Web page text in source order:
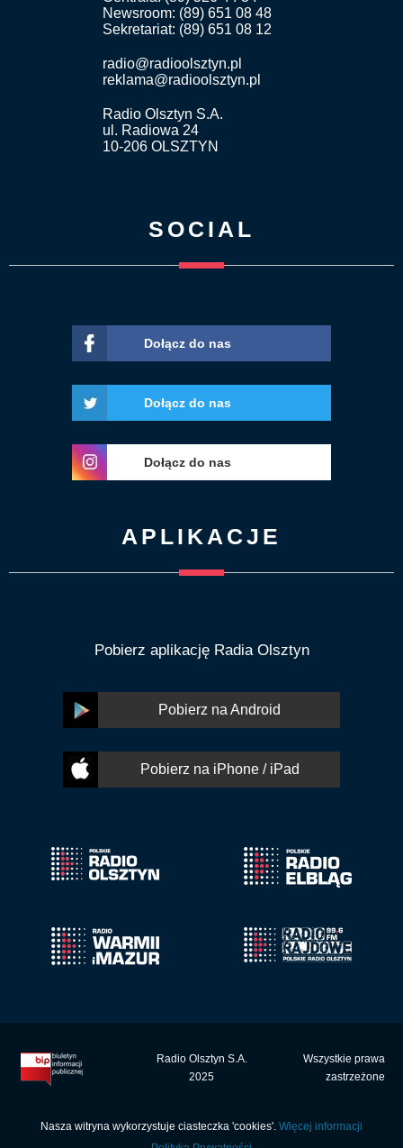
Newsroom: (89) 651 08 48
Sekretariat: (89) 651 08 12
radio@radioolsztyn.pl
reklama@radioolsztyn.pl
Radio Olsztyn S.A.
ul. Radiowa 24
10-206 OLSZTYN
SOCIAL
Dołącz do nas
Dołącz do nas
Dołącz do nas
APLIKACJE
Pobierz aplikację Radia Olsztyn
Pobierz na Android
Pobierz na iPhone / iPad
Radio Olsztyn S.A.
2025
Wszystkie prawa
zastrzeżone
Nasza witryna wykorzystuje ciasteczka 'cookies'. Więcej informacji